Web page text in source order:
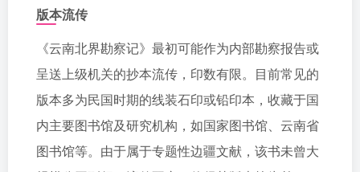
版本流传
《云南北界勘察记》最初可能作为内部勘察报告或
呈送上级机关的抄本流传，印数有限。目前常见的
版本多为民国时期的线装石印或铅印本，收藏于国
内主要图书馆及研究机构，如国家图书馆、云南省
图书馆等。由于属于专题性边疆文献，该书未曾大